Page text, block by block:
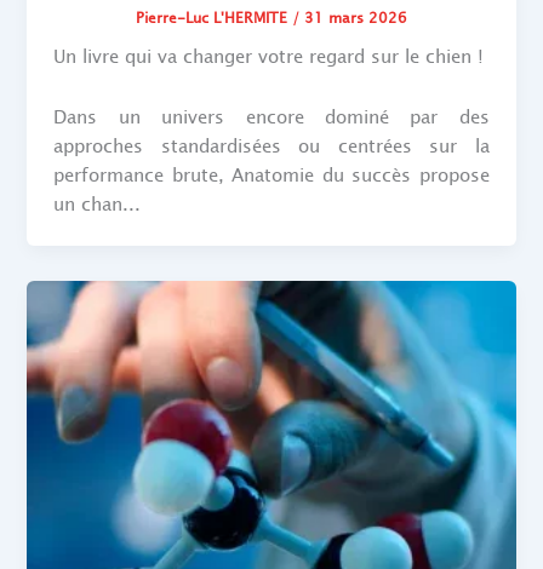
Pierre-Luc L'HERMITE / 31 mars 2026
Un livre qui va changer votre regard sur le chien !
Dans un univers encore dominé par des
approches standardisées ou centrées sur la
performance brute, Anatomie du succès propose
un chan...